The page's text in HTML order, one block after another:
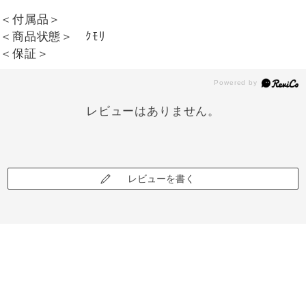
＜付属品＞
＜商品状態＞ ｸﾓﾘ
＜保証＞
レビューはありません。
レビューを書く